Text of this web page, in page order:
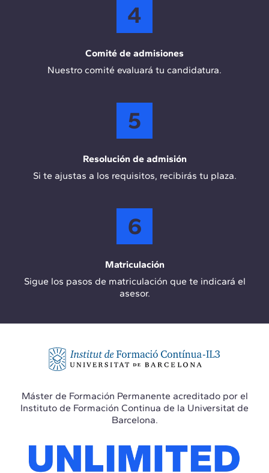
4
Comité de admisiones
Nuestro comité evaluará tu candidatura.
5
Resolución de admisión
Si te ajustas a los requisitos, recibirás tu plaza.
6
Matriculación
Sigue los pasos de matriculación que te indicará el
asesor.
Máster de Formación Permanente acreditado por el
Instituto de Formación Continua de la Universitat de
Barcelona.